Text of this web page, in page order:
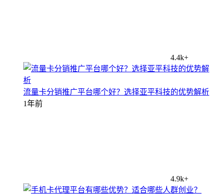
4.4k+
流量卡分销推广平台哪个好？选择亚平科技的优势解析
1年前
4.9k+